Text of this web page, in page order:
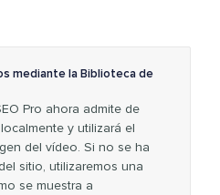
mediante la Biblioteca de
Pro ahora admite de
y utilizará el
del vídeo. Si no se ha
sitio, utilizaremos una
se muestra a